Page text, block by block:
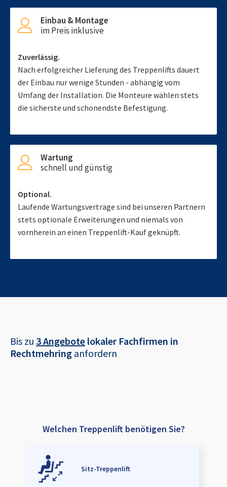
Einbau & Montage
im Preis inklusive
Zuverlässig.
Nach erfolgreicher Lieferung des Treppenlifts dauert
der Einbau nur wenige Stunden - abhängig vom
Umfang der Installation. Die Monteure wählen stets
die sicherste und schonendste Befestigung.
Wartung
schnell und günstig
Optional.
Laufende Wartungsverträge sind bei unseren Partnern
stets optionale Erweiterungen und niemals von
vornherein an einen Treppenlift-Kauf geknüpft.
Bis zu 3 Angebote lokaler Fachfirmen in
Rechtmehring anfordern
Welchen Treppenlift benötigen Sie?
Sitz-Treppenlift